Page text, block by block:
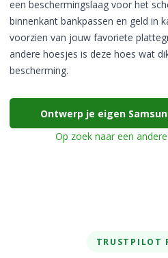
een beschermingslaag voor het
binnenkant bankpassen en geld in
voorzien van jouw favoriete
andere hoesjes is deze hoes wat
bescherming.
Ontwerp je eigen
Op zoek naar een
TRUSTPILOT